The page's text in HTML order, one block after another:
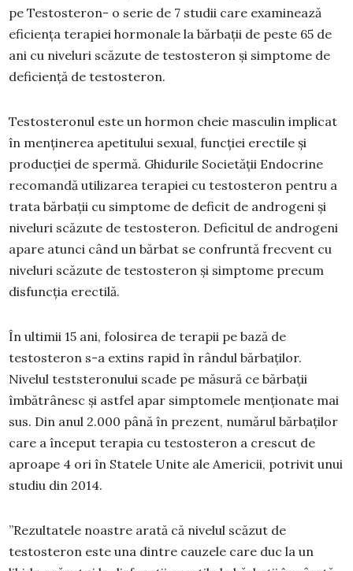
pe Testosteron- o serie de 7 studii care examinează
eficiența terapiei hormonale la bărbații de peste 65 de
ani cu niveluri scăzute de testosteron și simptome de
deficiență de testosteron.
Testosteronul este un hormon cheie masculin implicat
în menținerea apetitului sexual, funcției erectile și
producției de spermă. Ghidurile Societății Endocrine
recomandă utilizarea terapiei cu testosteron pentru a
trata bărbații cu simptome de deficit de androgeni și
niveluri scăzute de testosteron. Deficitul de androgeni
apare atunci când un bărbat se confruntă frecvent cu
niveluri scăzute de testosteron și simptome precum
disfuncția erectilă.
În ultimii 15 ani, folosirea de terapii pe bază de
testosteron s-a extins rapid în rândul bărbaților.
Nivelul teststeronului scade pe măsură ce bărbații
îmbătrânesc și astfel apar simptomele menționate mai
sus. Din anul 2.000 până în prezent, numărul bărbaților
care a început terapia cu testosteron a crescut de
aproape 4 ori în Statele Unite ale Americii, potrivit unui
studiu din 2014.
”Rezultatele noastre arată că nivelul scăzut de
testosteron este una dintre cauzele care duc la un